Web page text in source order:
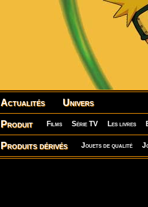
Actualités Univers
Produit Films Série TV Les livres
Produits dérivés Jouets de qualité